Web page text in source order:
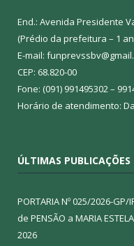
End.: Avenida Presidente
(Prédio da prefeitura – 1
E-mail:
CEP: 68.820-00
Fone: (091) 991495302 –
Horário de atendimento:
ÚLTIMAS PUBLICAÇÕES
PORTARIA Nº 025/2026-
de PENSÃO a MARIA
2026